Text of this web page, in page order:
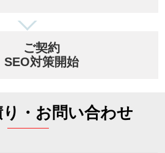
ご契約
SEO対策開始
・お問い合わせ